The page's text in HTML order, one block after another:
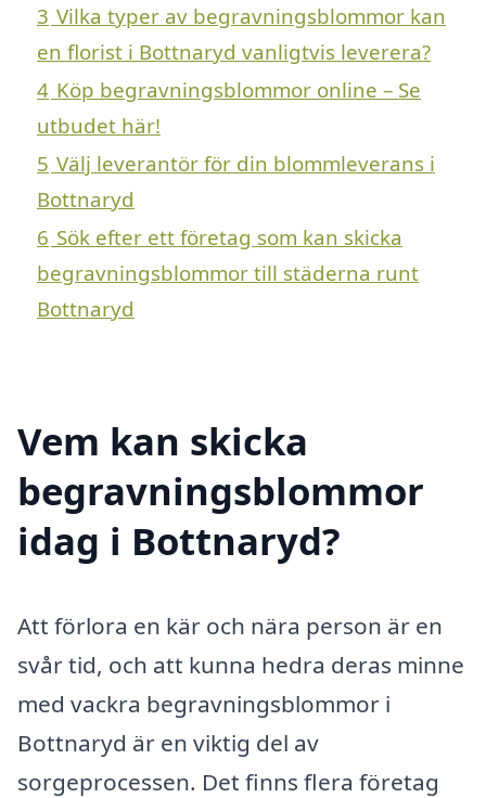
3 Vilka typer av begravningsblommor kan
en florist i Bottnaryd vanligtvis leverera?
4 Köp begravningsblommor online – Se
utbudet här!
5 Välj leverantör för din blommleverans i
Bottnaryd
6 Sök efter ett företag som kan skicka
begravningsblommor till städerna runt
Bottnaryd
Vem kan skicka
begravningsblommor
idag i Bottnaryd?
Att förlora en kär och nära person är en
svår tid, och att kunna hedra deras minne
med vackra begravningsblommor i
Bottnaryd är en viktig del av
sorgeprocessen. Det finns flera företag